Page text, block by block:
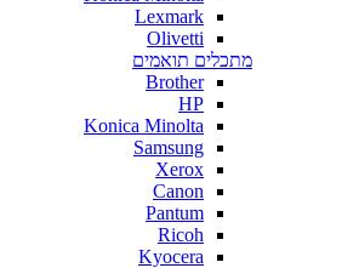
Lexmark
Olivetti
מתכלים תואמים
Brother
HP
Konica Minolta
Samsung
Xerox
Canon
Pantum
Ricoh
Kyocera